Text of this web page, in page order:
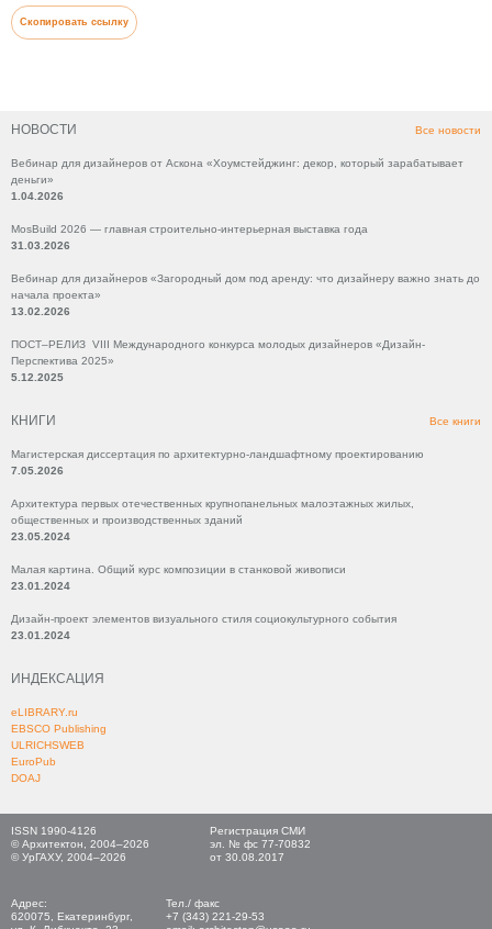
НОВОСТИ Все новости
Вебинар для дизайнеров от Аскона «Хоумстейджинг: декор, который зарабатывает
деньги»
1.04.2026
MosBuild 2026 — главная строительно-интерьерная выставка года
31.03.2026
Вебинар для дизайнеров «Загородный дом под аренду: что дизайнеру важно знать до
начала проекта»
13.02.2026
ПОСТ–РЕЛИЗ VIII Международного конкурса молодых дизайнеров «Дизайн-
Перспектива 2025»
5.12.2025
КНИГИ Все книги
Магистерская диссертация по архитектурно-ландшафтному проектированию
7.05.2026
Архитектура первых отечественных крупнопанельных малоэтажных жилых,
общественных и производственных зданий
23.05.2024
Малая картина. Общий курс композиции в станковой живописи
23.01.2024
Дизайн-проект элементов визуального стиля социокультурного события
23.01.2024
ИНДЕКСАЦИЯ
eLIBRARY.ru
EBSCO Publishing
ULRICHSWEB
EuroPub
DOAJ
Скопировать ссылку
ISSN 1990-4126
© Архитектон, 2004–2026
© УрГАХУ, 2004–2026
Регистрация СМИ
эл. № фс 77-70832
от 30.08.2017
Адрес:
620075, Екатеринбург,
Тел./ факс
+7 (343) 221-29-53